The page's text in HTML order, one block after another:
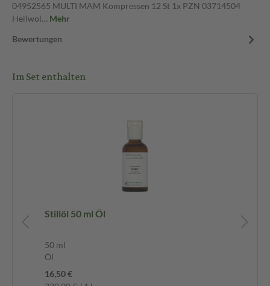
04952565 MULTI MAM Kompressen 12 St 1x PZN 03714504
Heilwol… Mehr
Bewertungen
Im Set enthalten
Stillöl 50 ml Öl
50 ml
Öl
16,50 €